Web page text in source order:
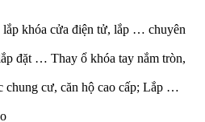
khóa cửa điện tử, lắp … chuyên
đặt … Thay ổ khóa tay nắm tròn,
chung cư, căn hộ cao cấp; Lắp …